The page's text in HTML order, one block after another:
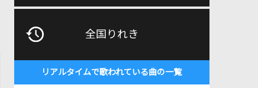
全国りれき
リアルタイムで歌われている曲の一覧